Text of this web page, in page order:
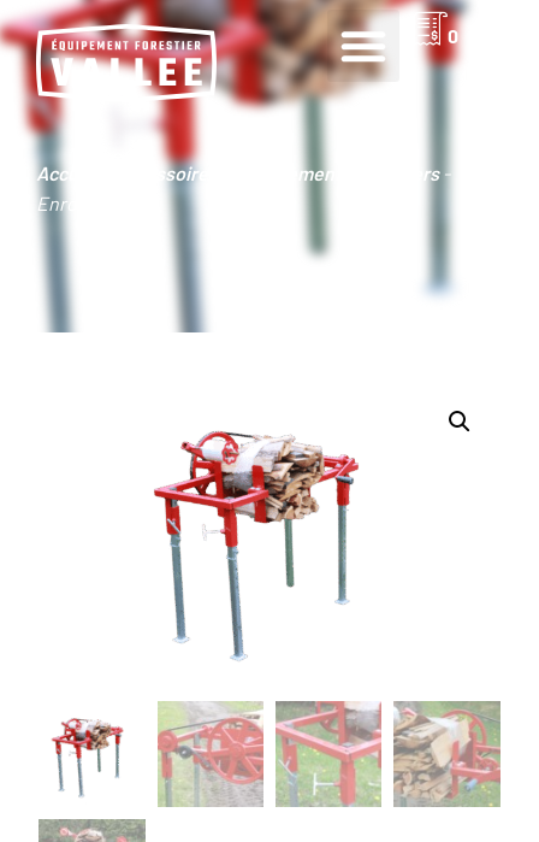
0
Accueil Accessoires & Équipements forestiers-
Enrobeuse